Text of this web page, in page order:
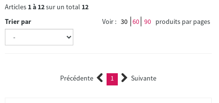
Articles 1à 12sur un total 12
Trier par
Voir : 30 60 90 produits par pages
Précédente 1 (current)Suivante